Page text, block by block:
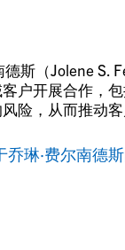
德斯（Jolene
户开展合作，
险，从而推动客
乔琳·费尔南德